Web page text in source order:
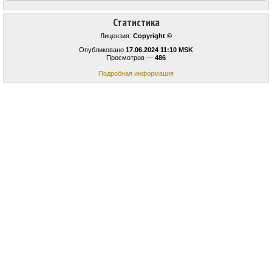
Статистика
Лицензия: Copyright ©
Опубликовано 17.06.2024 11:10 MSK
Просмотров — 486
Подробная информация